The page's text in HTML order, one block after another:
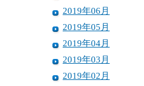
2019年06月
2019年05月
2019年04月
2019年03月
2019年02月